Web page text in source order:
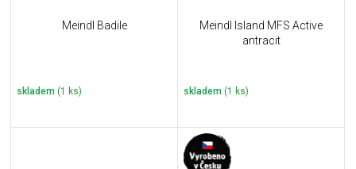
Meindl Badile
skladem (1 ks)
Meindl Island MFS Active
antracit
skladem (1 ks)